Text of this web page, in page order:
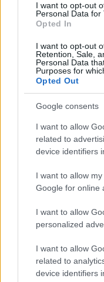
I want to opt-out
Personal Data for
Opted In
I want to opt-out
Retention, Sale,
Personal Data
Purposes for
Opted Out
Google consents
I want to allow
related to
device identifiers
I want to allow
Google for online
I want to allow
personalized
I want to allow
related to
device identifiers
feltételeiről,
milyen
Felháborít,
inzultálják a
mit képzel az
megalázó
gyerekeket?
megszabni azt,
hová utazik?
közlekedési
Esetleg
szolgálatot
Sajnálom, hogy
esetnél. A
sűrűbben
lesz